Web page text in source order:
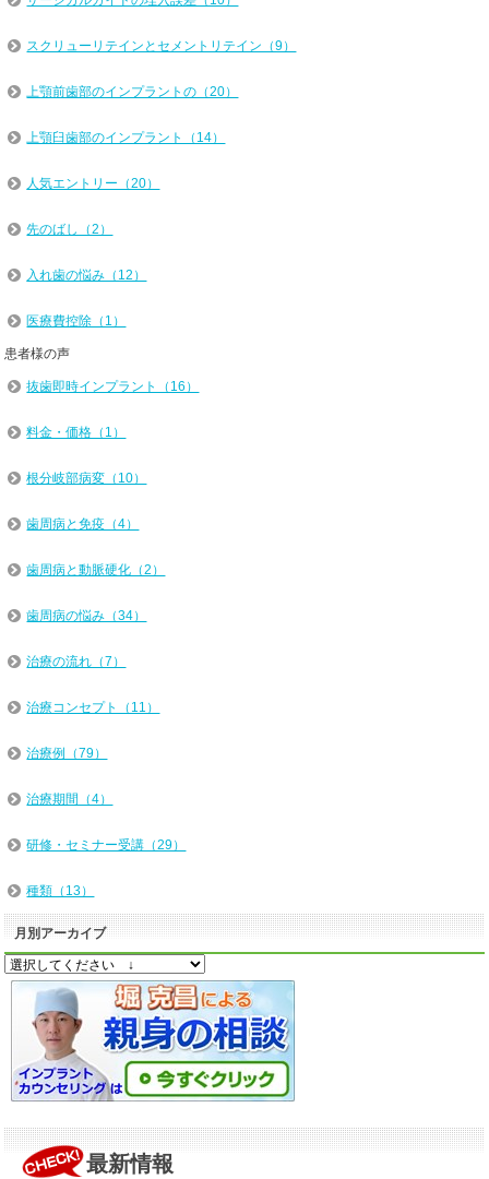
スクリューリテインとセメントリテイン（9）
上顎前歯部のインプラントの（20）
上顎臼歯部のインプラント（14）
人気エントリー（20）
先のばし（2）
入れ歯の悩み（12）
医療費控除（1）
患者様の声
抜歯即時インプラント（16）
料金・価格（1）
根分岐部病変（10）
歯周病と免疫（4）
歯周病と動脈硬化（2）
歯周病の悩み（34）
治療の流れ（7）
治療コンセプト（11）
治療例（79）
治療期間（4）
研修・セミナー受講（29）
種類（13）
月別アーカイブ
最新情報